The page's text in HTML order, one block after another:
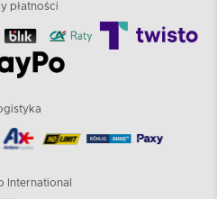
płatności
International